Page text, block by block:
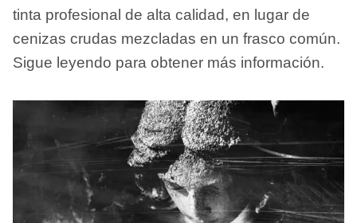
tinta profesional de alta calidad, en lugar de
cenizas crudas mezcladas en un frasco común.
Sigue leyendo para obtener más información.